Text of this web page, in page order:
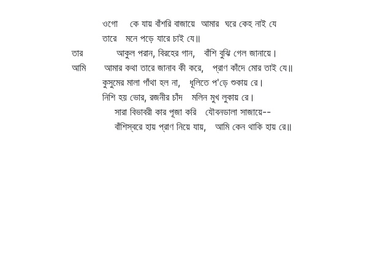
ওগো কে যায় বাঁশরি বাজায়ে আমার ঘরে কেহ নাই যে
তারে মনে পড়ে যারে চাই যে॥
তার আকুল পরান, বিরহের গান, বাঁশি বুঝি গেল জানায়ে।
আমি আমার কথা তারে জানাব কী করে, প্রাণ কাঁদে মোর তাই যে॥
কুসুমের মালা গাঁথা হল না, ধূলিতে প'ড়ে শুকায় রে।
নিশি হয় ভোর, রজনীর চাঁদ মলিন মুখ লুকায় রে।
সারা বিভাবরী কার পূজা করি যৌবনডালা সাজায়ে--
বাঁশিস্বরে হায় প্রাণ নিয়ে যায়, আমি কেন থাকি হায় রে॥